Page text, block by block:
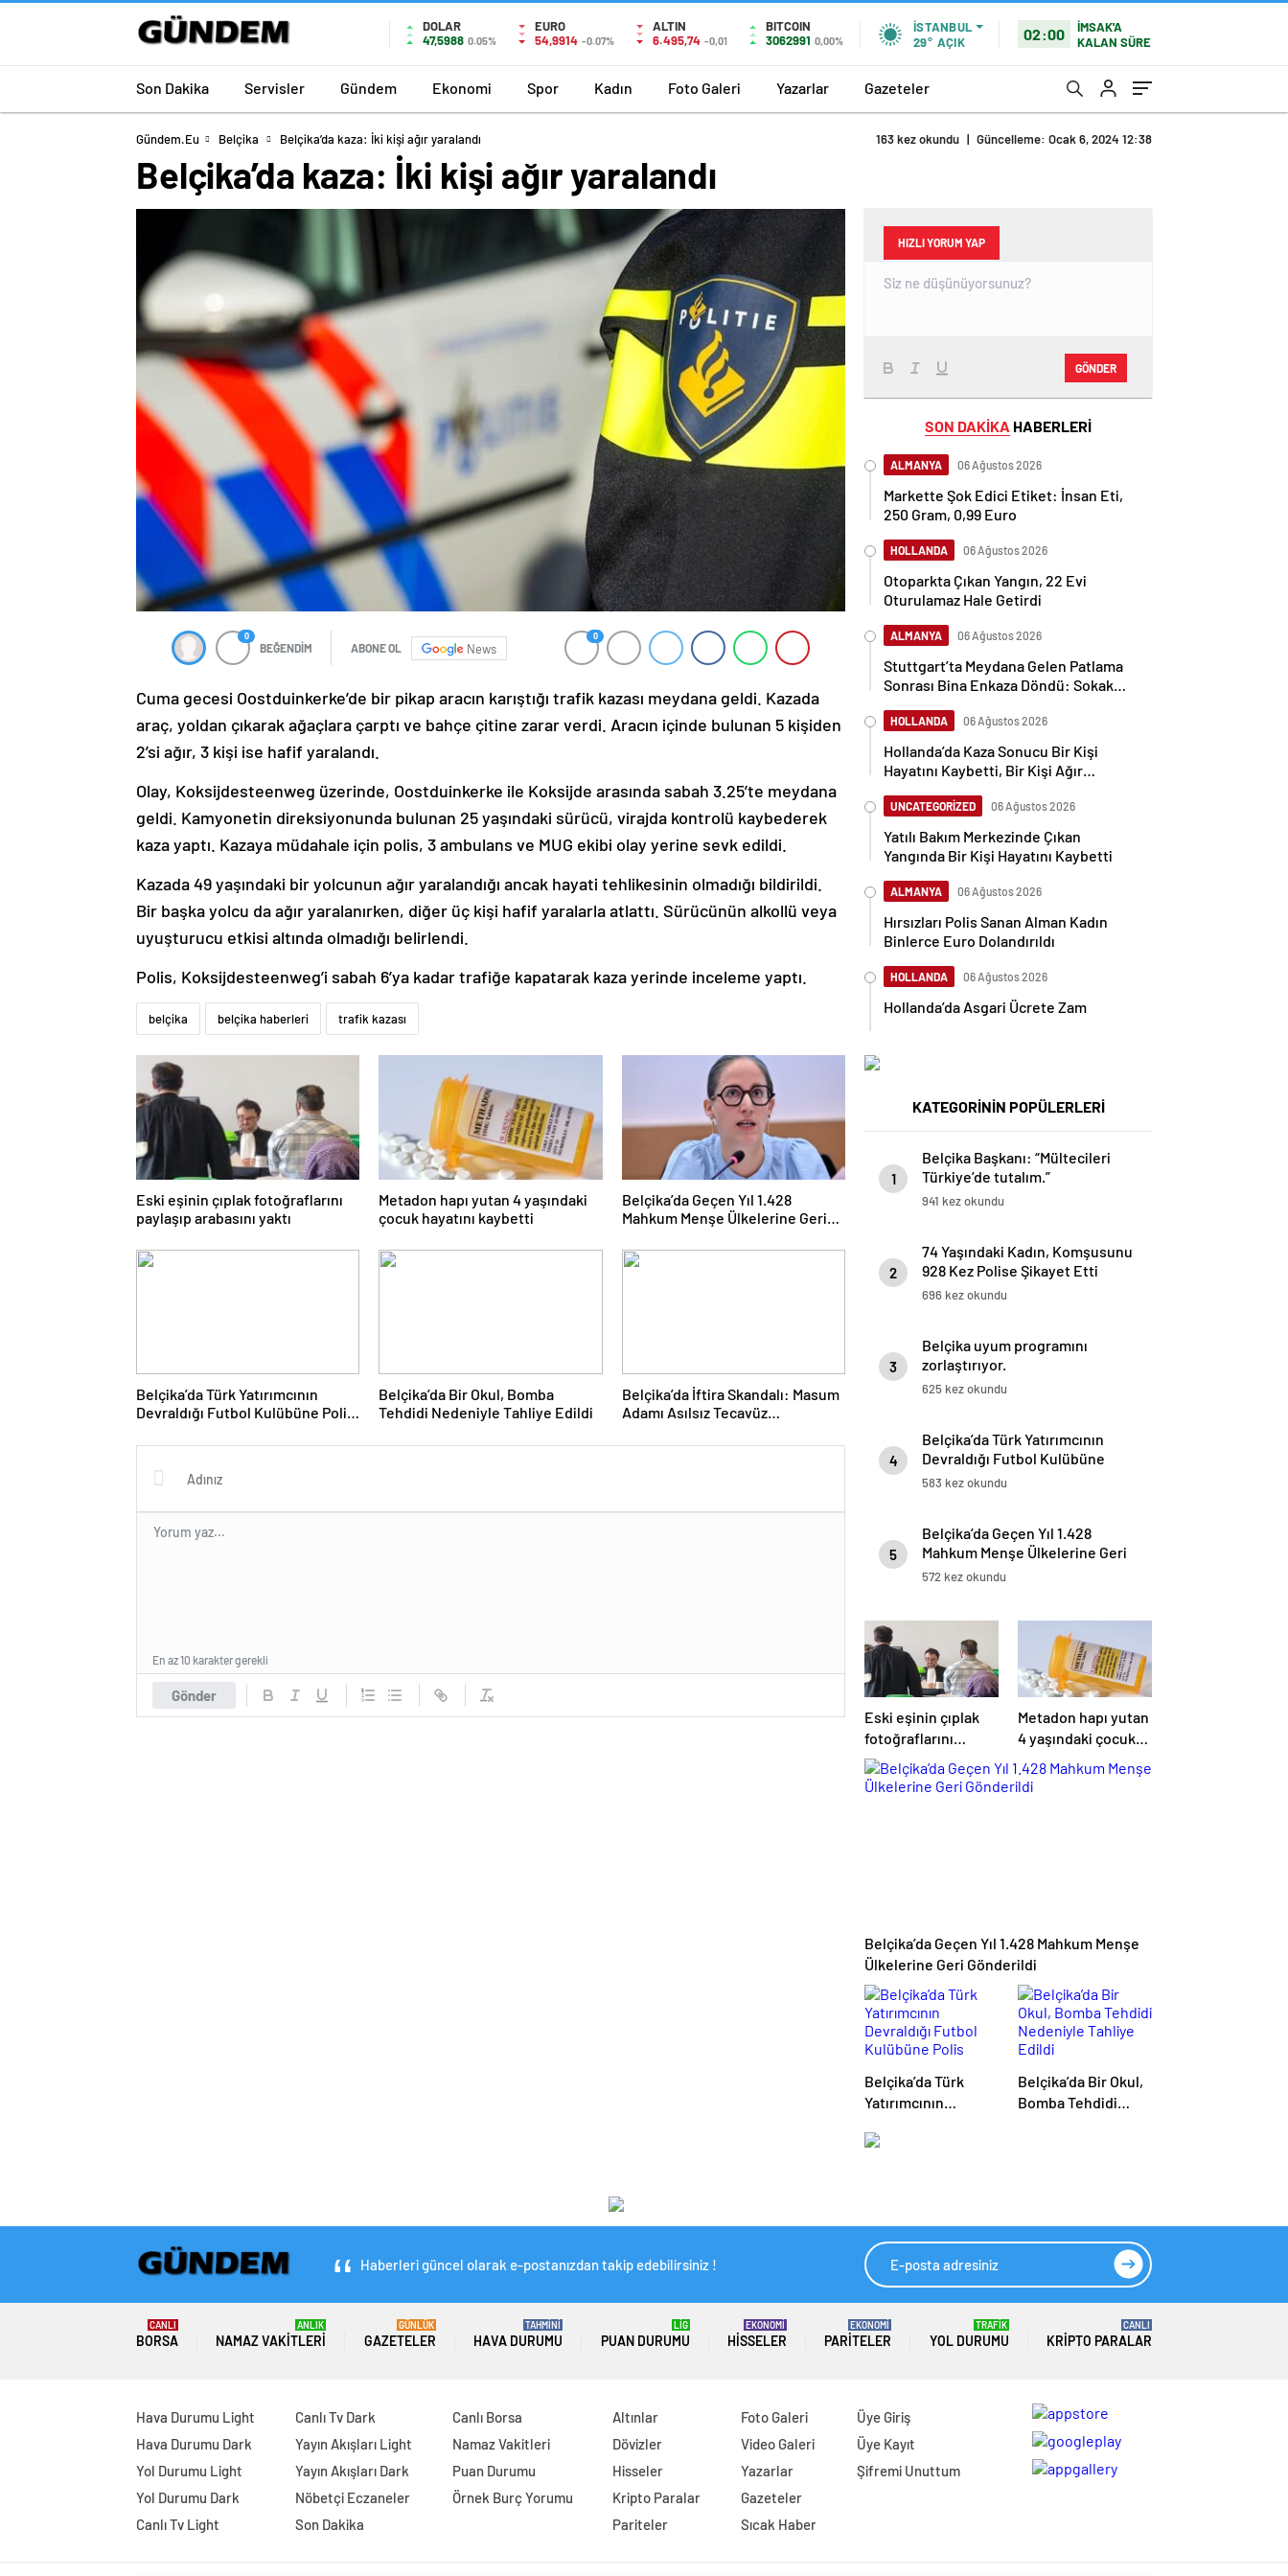
DOLAR
47,5988 0.05%
EURO
54,9914 -0.07%
ALTIN
6.495,74 -0,01
BITCOIN
3062991 0,00%
İSTANBUL
29° AÇIK 02:00
İMSAK'A
KALAN SÜRE
Son Dakika Servisler Gündem Ekonomi Spor Kadın Foto Galeri Yazarlar Gazeteler
Gündem.eu Belçika Belçika’da kaza: İki kişi ağır yaralandı 163 kez okundu | Güncelleme: Ocak 6, 2024 12:38
Belçika’da kaza: İki kişi ağır yaralandı
0
BEĞENDİM ABONE OL News
0
Cuma gecesi Oostduinkerke’de bir pikap aracın karıştığı trafik kazası meydana geldi. Kazada
araç, yoldan çıkarak ağaçlara çarptı ve bahçe çitine zarar verdi. Aracın içinde bulunan 5 kişiden
2’si ağır, 3 kişi ise hafif yaralandı.
Olay, Koksijdesteenweg üzerinde, Oostduinkerke ile Koksijde arasında sabah 3.25’te meydana
geldi. Kamyonetin direksiyonunda bulunan 25 yaşındaki sürücü, virajda kontrolü kaybederek
kaza yaptı. Kazaya müdahale için polis, 3 ambulans ve MUG ekibi olay yerine sevk edildi.
Kazada 49 yaşındaki bir yolcunun ağır yaralandığı ancak hayati tehlikesinin olmadığı bildirildi.
Bir başka yolcu da ağır yaralanırken, diğer üç kişi hafif yaralarla atlattı. Sürücünün alkollü veya
uyuşturucu etkisi altında olmadığı belirlendi.
Polis, Koksijdesteenweg’i sabah 6’ya kadar trafiğe kapatarak kaza yerinde inceleme yaptı.
belçika belçika haberleri trafik kazası
Eski eşinin çıplak fotoğraflarını
paylaşıp arabasını yaktı
Metadon hapı yutan 4 yaşındaki
çocuk hayatını kaybetti
Belçika’da Geçen Yıl 1.428
Mahkum Menşe Ülkelerine Geri
Belçika’da Türk Yatırımcının
Devraldığı Futbol Kulübüne Polis
Belçika’da Bir Okul, Bomba
Tehdidi Nedeniyle Tahliye Edildi
Belçika’da İftira Skandalı: Masum
Adamı Asılsız Tecavüz
Gönder
En az 10 karakter gerekli
HIZLI YORUM YAP
GÖNDER
SON DAKİKA HABERLERİ
ALMANYA 06 Ağustos 2026
Markette Şok Edici Etiket: İnsan Eti,
250 Gram, 0,99 Euro
HOLLANDA 06 Ağustos 2026
Otoparkta Çıkan Yangın, 22 Evi
Oturulamaz Hale Getirdi
ALMANYA 06 Ağustos 2026
Stuttgart’ta Meydana Gelen Patlama
Sonrası Bina Enkaza Döndü: Sokak
HOLLANDA 06 Ağustos 2026
Hollanda’da Kaza Sonucu Bir Kişi
Hayatını Kaybetti, Bir Kişi Ağır
UNCATEGORİZED 06 Ağustos 2026
Yatılı Bakım Merkezinde Çıkan
Yangında Bir Kişi Hayatını Kaybetti
ALMANYA 06 Ağustos 2026
Hırsızları Polis Sanan Alman Kadın
Binlerce Euro Dolandırıldı
HOLLANDA 06 Ağustos 2026
Hollanda’da Asgari Ücrete Zam
KATEGORİNİN POPÜLERLERİ
1
Belçika Başkanı: “Mültecileri
Türkiye’de tutalım.”
941 kez okundu
2
74 Yaşındaki Kadın, Komşusunu
928 Kez Polise Şikayet Etti
696 kez okundu
3
Belçika uyum programını
zorlaştırıyor.
625 kez okundu
4
Belçika’da Türk Yatırımcının
Devraldığı Futbol Kulübüne
Polis Baskını
583 kez okundu
5
Belçika’da Geçen Yıl 1.428
Mahkum Menşe Ülkelerine Geri
Gönderildi
572 kez okundu
Eski eşinin çıplak
fotoğraflarını
paylaşıp arabasını
yaktı
Metadon hapı yutan
4 yaşındaki çocuk
hayatını kaybetti
Belçika’da Geçen Yıl 1.428 Mahkum Menşe
Ülkelerine Geri Gönderildi
Belçika’da Türk
Yatırımcının
Kulübüne Polis
Belçika’da Bir Okul,
Bomba Tehdidi
Haberleri güncel olarak e-postanızdan takip edebilirsiniz !
BORSA
CANLI
NAMAZ VAKITLERI
ANLIK
GAZETELER
GÜNLÜK
HAVA DURUMU
TAHMİNİ
PUAN DURUMU
LİG
HISSELER
EKONOMİ
PARITELER
EKONOMİ
YOL DURUMU
TRAFİK
KRIPTO PARALAR
CANLI
Hava Durumu Light
Hava Durumu Dark
Yol Durumu Light
Yol Durumu Dark
Canlı Tv Light
Canlı Tv Dark
Yayın Akışları Light
Yayın Akışları Dark
Nöbetçi Eczaneler
Son Dakika
Canlı Borsa
Namaz Vakitleri
Puan Durumu
Örnek Burç Yorumu
Altınlar
Dövizler
Hisseler
Kripto Paralar
Pariteler
Foto Galeri
Video Galeri
Yazarlar
Gazeteler
Sıcak Haber
Üye Giriş
Üye Kayıt
Şifremi Unuttum